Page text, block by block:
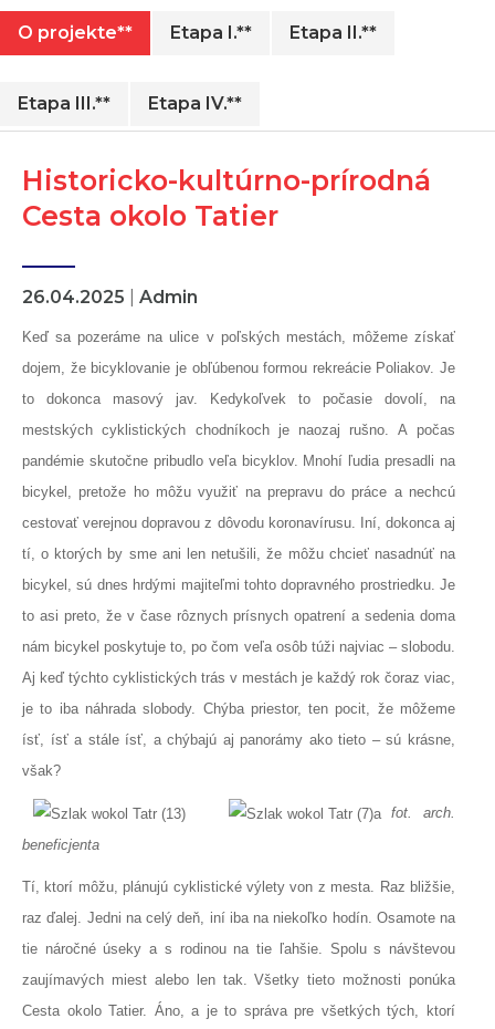
O projekte** Etapa I.** Etapa II.**
Etapa III.** Etapa IV.**
Historicko-kultúrno-prírodná
Cesta okolo Tatier
26.04.2025 Admin
Keď sa pozeráme na ulice v poľských mestách, môžeme získať
dojem, že bicyklovanie je obľúbenou formou rekreácie Poliakov. Je
to dokonca masový jav. Kedykoľvek to počasie dovolí, na
mestských cyklistických chodníkoch je naozaj rušno. A počas
pandémie skutočne pribudlo veľa bicyklov. Mnohí ľudia presadli na
bicykel, pretože ho môžu využiť na prepravu do práce a nechcú
cestovať verejnou dopravou z dôvodu koronavírusu. Iní, dokonca aj
tí, o ktorých by sme ani len netušili, že môžu chcieť nasadnúť na
bicykel, sú dnes hrdými majiteľmi tohto dopravného prostriedku. Je
to asi preto, že v čase rôznych prísnych opatrení a sedenia doma
nám bicykel poskytuje to, po čom veľa osôb túži najviac – slobodu.
Aj keď týchto cyklistických trás v mestách je každý rok čoraz viac,
je to iba náhrada slobody. Chýba priestor, ten pocit, že môžeme
ísť, ísť a stále ísť, a chýbajú aj panorámy ako tieto – sú krásne,
však?
fot. arch.
beneficjenta
Tí, ktorí môžu, plánujú cyklistické výlety von z mesta. Raz bližšie,
raz ďalej. Jedni na celý deň, iní iba na niekoľko hodín. Osamote na
tie náročné úseky a s rodinou na tie ľahšie. Spolu s návštevou
zaujímavých miest alebo len tak. Všetky tieto možnosti ponúka
Cesta okolo Tatier. Áno, a je to správa pre všetkých tých, ktorí